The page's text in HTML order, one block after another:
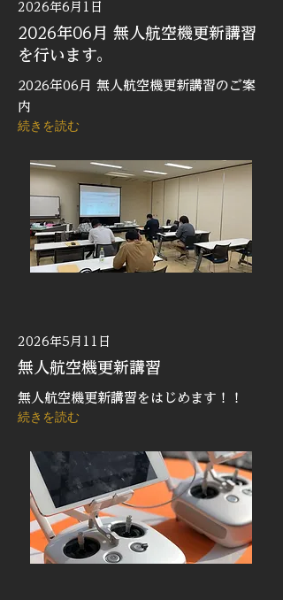
2026年6月1日
2026年06月 無人航空機更新講習
を行います。
2026年06月 無人航空機更新講習のご案
内
続きを読む
2026年5月11日
無人航空機更新講習
無人航空機更新講習をはじめます！！
続きを読む